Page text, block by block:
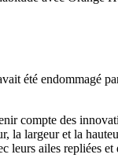
été endommagé
compte des
la largeur et la
leurs ailes repliées et